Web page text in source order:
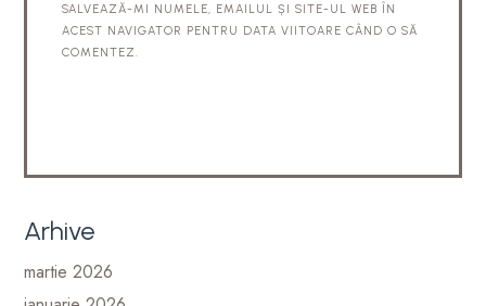
SALVEAZĂ-MI NUMELE, EMAILUL ȘI SITE-UL WEB ÎN
ACEST NAVIGATOR PENTRU DATA VIITOARE CÂND O SĂ
COMENTEZ.
Arhive
martie 2026